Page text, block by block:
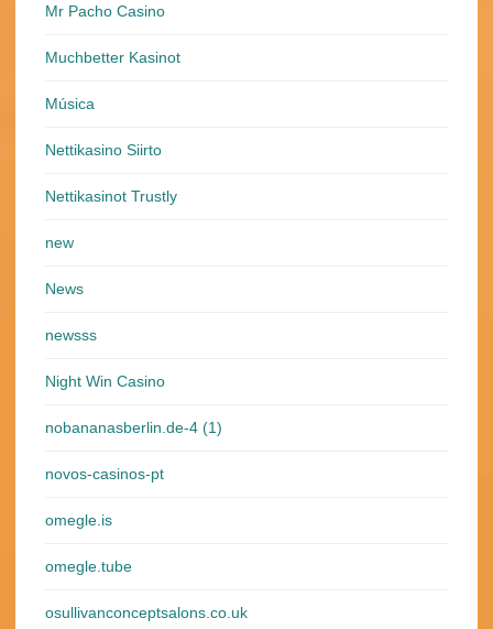
Mr Pacho Casino
Muchbetter Kasinot
Música
Nettikasino Siirto
Nettikasinot Trustly
new
News
newsss
Night Win Casino
nobananasberlin.de-4 (1)
novos-casinos-pt
omegle.is
omegle.tube
osullivanconceptsalons.co.uk